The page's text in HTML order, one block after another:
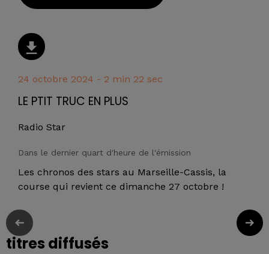
24 octobre 2024 - 2 min 22 sec
LE PTIT TRUC EN PLUS
Radio Star
Dans le dernier quart d'heure de l'émission
Les chronos des stars au Marseille-Cassis, la
course qui revient ce dimanche 27 octobre !
titres diffusés